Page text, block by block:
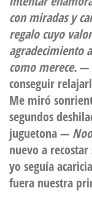
con miradas y
regalo cuyo
agradecimiento
como merece.—
conseguir
Me miró
segundos
juguetona —
nuevo a
yo seguía
fuera nuestra